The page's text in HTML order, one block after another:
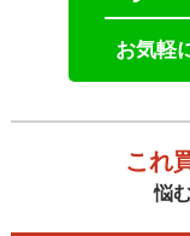
お気軽
これ
悩